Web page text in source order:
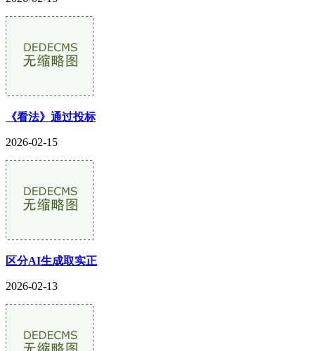
《看法》通过投标
2026-02-15
区分AI生成取实正
2026-02-13